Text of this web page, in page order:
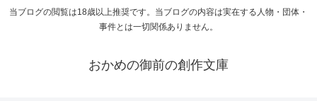
当ブログの閲覧は18歳以上推奨です。当ブログの内容は実在する人物・団体・
事件とは一切関係ありません。
おかめの御前の創作文庫